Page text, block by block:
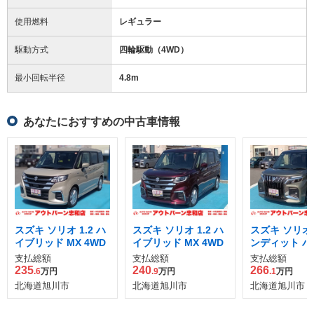
使用燃料 レギュラー
駆動方式 四輪駆動（4WD）
最小回転半径 4.8m
あなたにおすすめの中古車情報
スズキ ソリオ 1.2 ハ
イブリッド MX 4WD
支払総額
235.6万円
北海道旭川市
スズキ ソリオ 1.2 ハ
イブリッド MX 4WD
支払総額
240.9万円
北海道旭川市
スズキ ソリ
ンディット
ッド MV 4WD
支払総額
266.1万円
北海道旭川市